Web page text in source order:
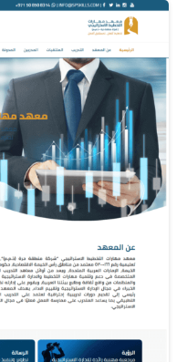
to be
website (e.g. like
and
set these third
your computer
in question
other
cookies for
are required
for our
we refer to these
to enhance